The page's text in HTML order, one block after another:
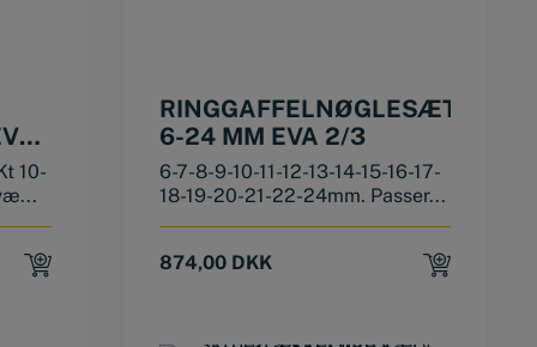
10-
RINGGAFFELNØGLESÆT
6-24 MM EVA 2/3
6-7-8-9-10-11-12-13-14-15-16-17-
18-19-20-21-22-24mm. Passer...
874,00 DKK